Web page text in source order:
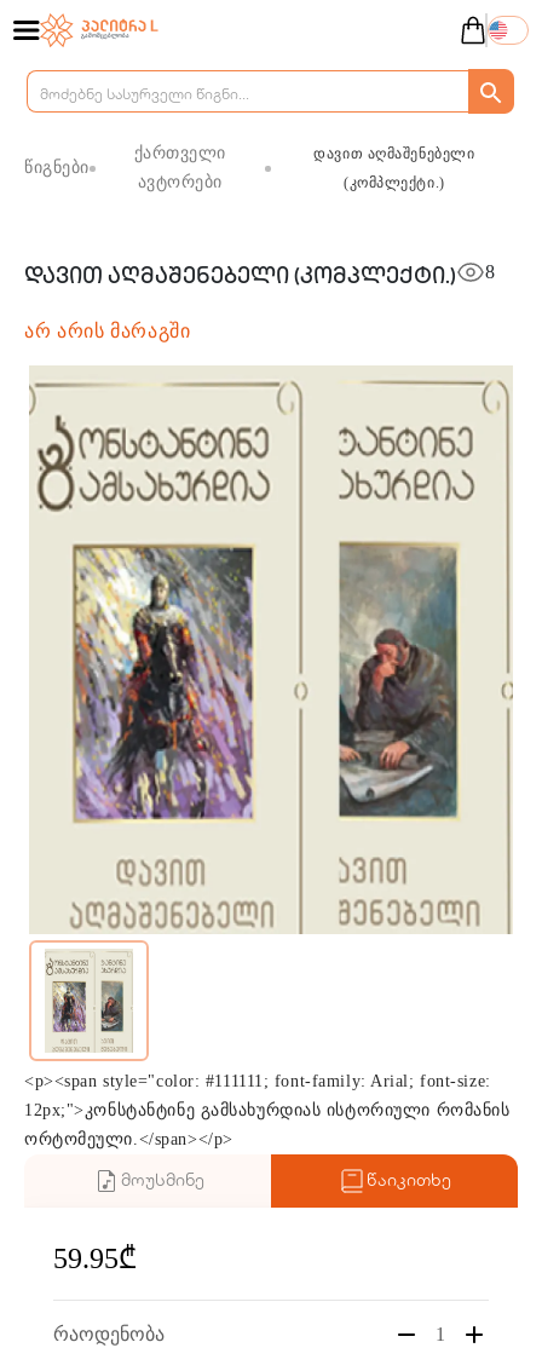
წიგნები
ქართველი
ავტორები
დავით აღმაშენებელი
(კომპლექტი.)
დავით აღმაშენებელი (კომპლექტი.) 8
არ არის მარაგში
<p><span style="color: #111111; font-family: Arial; font-size:
12px;">კონსტანტინე გამსახურდიას ისტორიული რომანის
ორტომეული.</span></p>
მოუსმინე წაიკითხე
59.95₾
რაოდენობა 1